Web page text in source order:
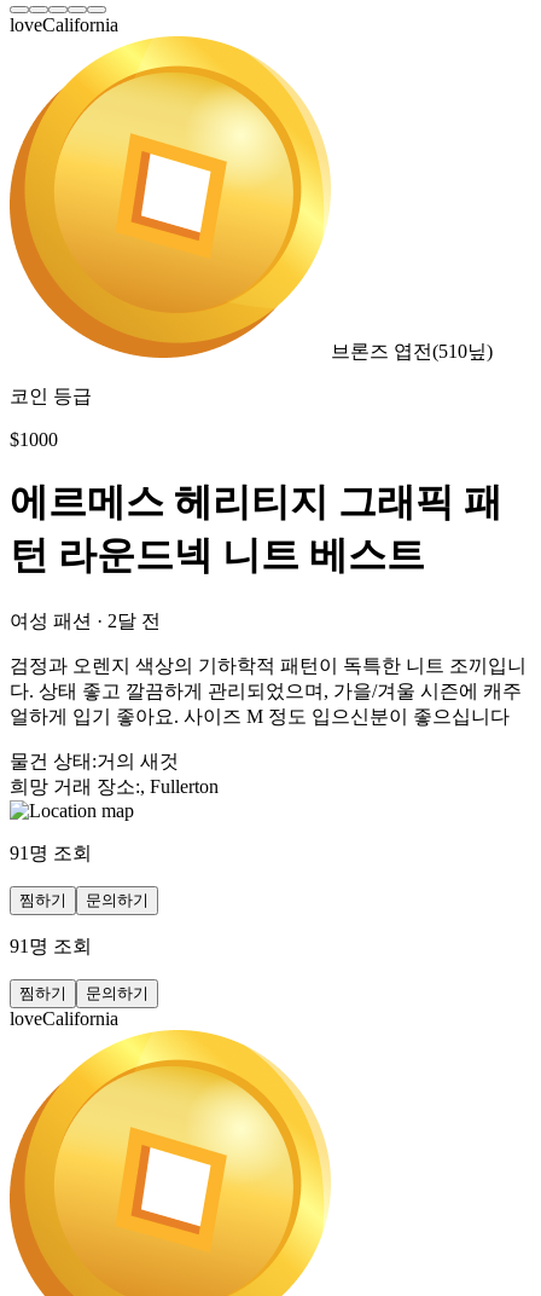
loveCalifornia
브론즈 엽전(510닢)
코인 등급
$1000
에르메스 헤리티지 그래픽 패
턴 라운드넥 니트 베스트
여성 패션 · 2달 전
검정과 오렌지 색상의 기하학적 패턴이 독특한 니트 조끼입니
다. 상태 좋고 깔끔하게 관리되었으며, 가을/겨울 시즌에 캐주
얼하게 입기 좋아요. 사이즈 M 정도 입으신분이 좋으십니다
물건 상태 :거의 새것
희망 거래 장소:, Fullerton
91 명 조회
찜하기 문의하기
91 명 조회
찜하기 문의하기
loveCalifornia